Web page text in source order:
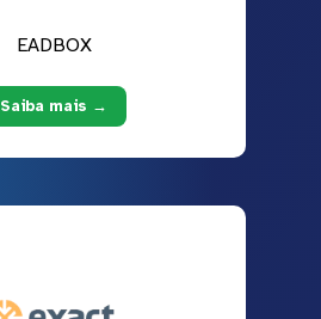
EADBOX
Saiba mais →